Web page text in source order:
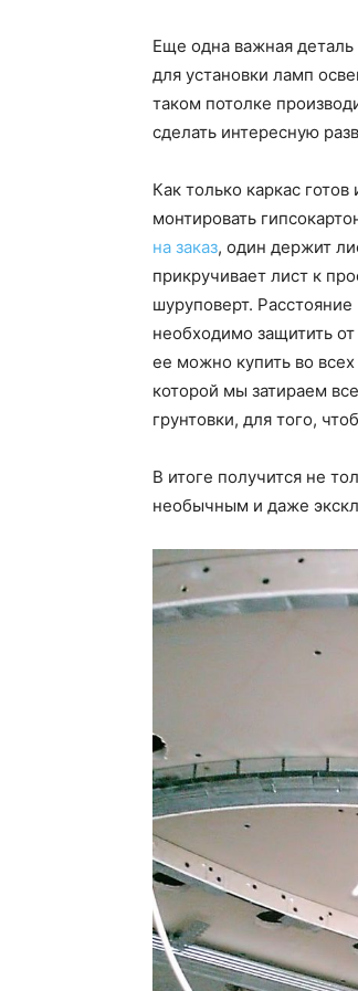
Еще одна важная
для установки ламп
таком потолке
сделать интересную
Как только каркас
монтировать
на заказ, один держит
прикручивает лист к
шуруповерт.
необходимо защитить
ее можно купить во
которой мы затираем
грунтовки, для того,
В итоге получится не
необычным и даже